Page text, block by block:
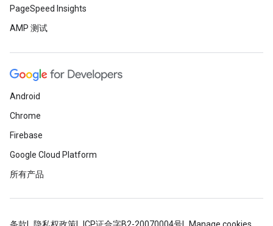
PageSpeed Insights
AMP 测试
Android
Chrome
Firebase
Google Cloud Platform
所有产品